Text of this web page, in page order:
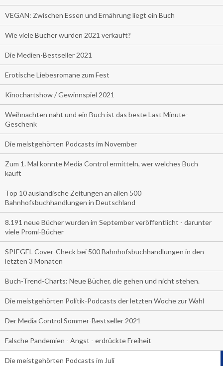
VEGAN: Zwischen Essen und Ernährung liegt ein Buch
Wie viele Bücher wurden 2021 verkauft?
Die Medien-Bestseller 2021
Erotische Liebesromane zum Fest
Kinochartshow / Gewinnspiel 2021
Weihnachten naht und ein Buch ist das beste Last Minute-
Geschenk
Die meistgehörten Podcasts im November
Zum 1. Mal konnte Media Control ermitteln, wer welches Buch
kauft
Top 10 ausländische Zeitungen an allen 500
Bahnhofsbuchhandlungen in Deutschland
8.191 neue Bücher wurden im September veröffentlicht - darunter
viele Promi-Bücher
SPIEGEL Cover-Check bei 500 Bahnhofsbuchhandlungen in den
letzten 3 Monaten
Buch-Trend-Charts: Neue Bücher, die gehen und nicht stehen.
Die meistgehörten Politik-Podcasts der letzten Woche zur Wahl
Der Media Control Sommer-Bestseller 2021
Falsche Pandemien - Angst - erdrückte Freiheit
Die meistgehörten Podcasts im Juli